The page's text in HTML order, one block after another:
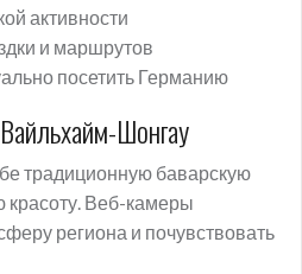
активности
и маршрутов
посетить Германию
Шонгау
традиционную баварскую
красоту. Веб-камеры
региона и почувствовать